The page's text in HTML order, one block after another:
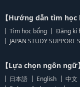
【Hướng dẫn tìm học
Tìm học bổng
Đăng kí
JAPAN STUDY
【Lựa chọn ngôn ngữ】
日本語 English 中文